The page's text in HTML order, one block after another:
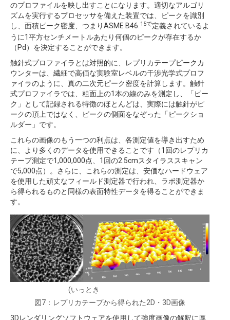
のプロファイルを映し出すことになります。適切なアルゴリ
ズムを実行するプロセッサを備えた装置では、ピークを識別
し、面積ピーク密度、つまりASME B46. 15で定義されているよ
うに1平方センチメートルあたり何個のピークが存在するか
（Pd）を決定することができます。
触針式プロファイラとは対照的に、レプリカテープピークカ
ウンターは、繊細で高価な実験室レベルの干渉光学式プロフ
ァイラのように、真の二次元ピーク密度を計算します。触針
式プロファイラでは、粗面上の1本の線のみを測定し、「ピー
ク」として記録される特徴のほとんどは、実際には触針がピ
ークの頂上ではなく、ピークの側面をなぞった「ピークショ
ルダー」です。
これらの画像のもう一つの利点は、各測定値を導き出すため
に、より多くのデータを使用できることです（1回のレプリカ
テープ測定で1,000,000点、1回の2.5cmスタイラススキャン
で5,000点）。さらに、これらの測定は、安価なハードウェア
を使用した頑丈なフィールド測定器で行われ、ラボ測定器か
ら得られるものと同様の表面特性データを得ることができま
す。
(いっとき
図7：レプリカテープから得られた2D・3D画像
3Dレンダリングソフトウェアを使用して強度画像の解釈に厚